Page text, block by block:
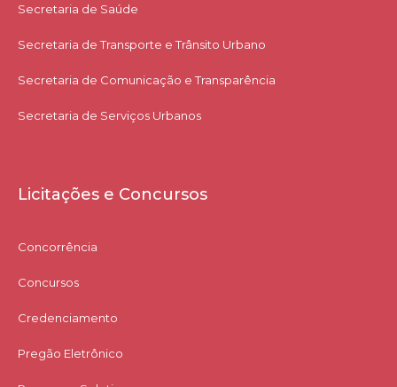
Secretaria de Saúde
Secretaria de Transporte e Trânsito Urbano
Secretaria de Comunicação e Transparência
Secretaria de Serviços Urbanos
Licitações e Concursos
Concorrência
Concursos
Credenciamento
Pregão Eletrônico